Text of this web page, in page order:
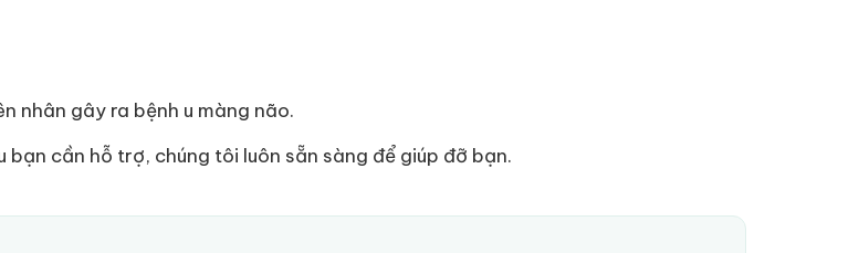
nhân gây ra bệnh u màng não.
bạn cần hỗ trợ, chúng tôi luôn sẵn sàng để giúp đỡ bạn.